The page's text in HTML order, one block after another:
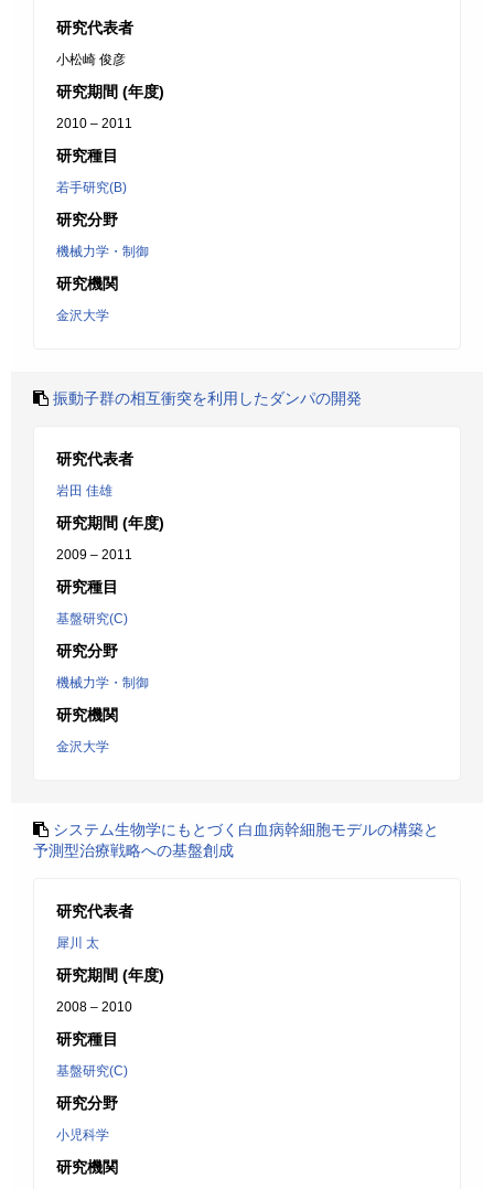
研究代表者
小松崎 俊彦
研究期間 (年度)
2010 – 2011
研究種目
若手研究(B)
研究分野
機械力学・制御
研究機関
金沢大学
振動子群の相互衝突を利用したダンパの開発
研究代表者
岩田 佳雄
研究期間 (年度)
2009 – 2011
研究種目
基盤研究(C)
研究分野
機械力学・制御
研究機関
金沢大学
システム生物学にもとづく白血病幹細胞モデルの構築と
予測型治療戦略への基盤創成
研究代表者
犀川 太
研究期間 (年度)
2008 – 2010
研究種目
基盤研究(C)
研究分野
小児科学
研究機関